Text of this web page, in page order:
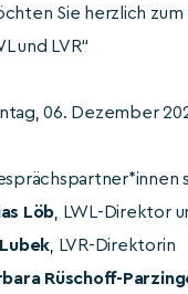
Sie herzlich
und LVR“
06. Dezember
Löb , LWL-Direktor
, LVR-Direktorin
Rüschoff-